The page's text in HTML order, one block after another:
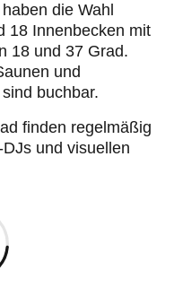
die Wahl
18 Innenbecken mit
18 und 37 Grad.
und
buchbar.
finden regelmäßig
und visuellen